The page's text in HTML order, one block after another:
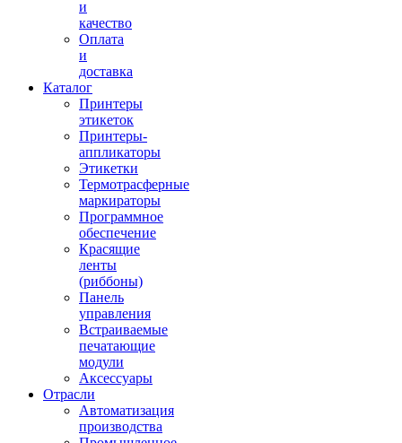
и
качество
Оплата
и
доставка
Каталог
Принтеры
этикеток
Принтеры-
аппликаторы
Этикетки
Термотрасферные
маркираторы
Программное
обеспечение
Красящие
ленты
(риббоны)
Панель
управления
Встраиваемые
печатающие
модули
Аксессуары
Отрасли
Автоматизация
производства